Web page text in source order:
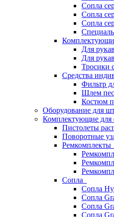
Сопла
Сопла
Сопла
Для
Для
Тросики
Средства
Фильтр
Шлем
Костюм
Оборудование для
Комплектующие для
Пистолеты
Поворотные
Ремкомплекты
Сопла
Сопла
Сопла
Сопла
Сопла